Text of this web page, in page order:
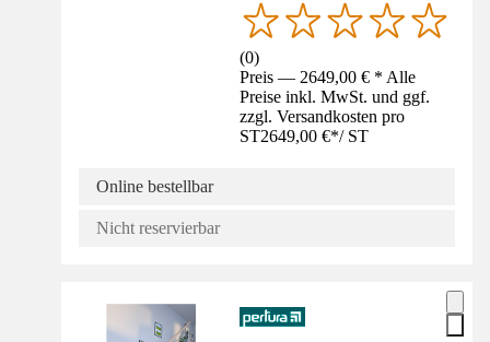
(0)
Preis — 2649,00 € * Alle
Preise inkl. MwSt. und ggf.
zzgl. Versandkosten pro
ST2649,00 €*/ ST
Online bestellbar
Nicht reservierbar